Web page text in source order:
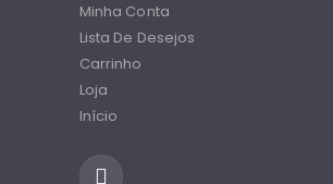
Minha Conta
Lista De Desejos
Carrinho
Loja
Início